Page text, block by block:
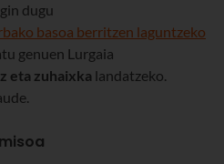
dugu
basoa berritzen laguntzeko
genuen Lurgaia
eta zuhaixka landatzeko.